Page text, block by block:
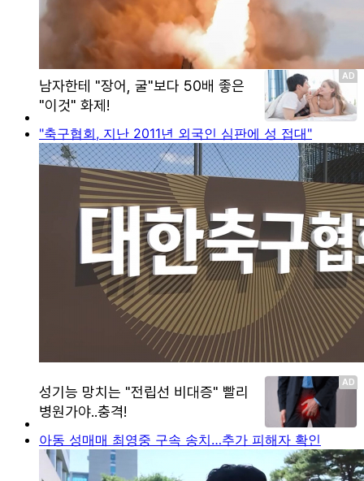
"축구협회, 지난 2011년 외국인 심판에 성 접대"
아동 성매매 최영중 구속 송치…추가 피해자 확인